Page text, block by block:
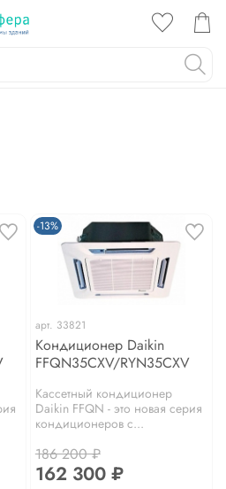
-13%
арт. 33821
Кондиционер Daikin
FFQN35CXV/RYN35CXV
Кассетный кондиционер
Daikin FFQN - это новая серия
кондиционеров с...
186 200 ₽
162 300 ₽